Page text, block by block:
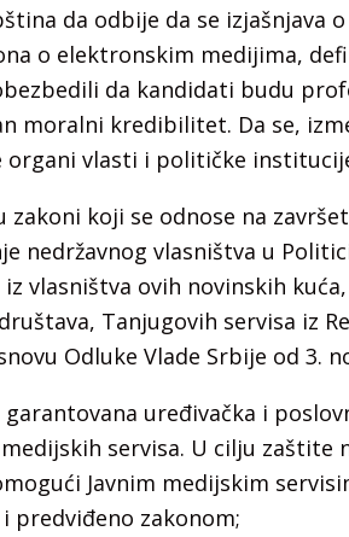
da odbije da se izjašnjava
o elektronskim medijima,
da kandidati budu
moralni kredibilitet. Da se,
organi vlasti i političke
zakoni koji se odnose na
nedržavnog vlasništva u
vlasništva ovih novinskih
Tanjugovih servisa iz
Odluke Vlade Srbije od 3.
uređivačka i
servisa. U cilju zaštite
Javnim medijskim
predviđeno zakonom;